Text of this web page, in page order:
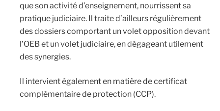
que son activité d’enseignement, nourrissent sa
pratique judiciaire. Il traite d’ailleurs régulièrement
des dossiers comportant un volet opposition devant
l’OEB et un volet judiciaire, en dégageant utilement
des synergies.
Il intervient également en matière de certificat
complémentaire de protection (CCP).